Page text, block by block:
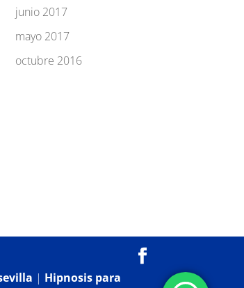
junio 2017
mayo 2017
octubre 2016
| Hipnosis para